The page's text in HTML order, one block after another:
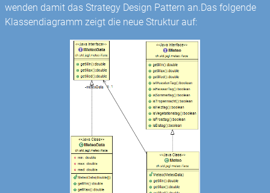
wenden damit das Strategy Design Pattern an.Das folgende
Klassendiagramm zeigt die neue Struktur auf: